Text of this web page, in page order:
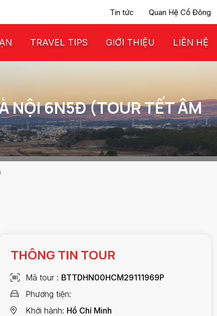
Tin tức Quan Hệ Cổ Đông
TRAVEL TIPS GIỚI THIỆU LIÊN HỆ
NỘI 6N5Đ (TOUR TẾT ÂM
THÔNG TIN TOUR
Mã tour
BTTDHN00HCM29111969P
Phương tiện
Khởi hành Hồ Chí Minh